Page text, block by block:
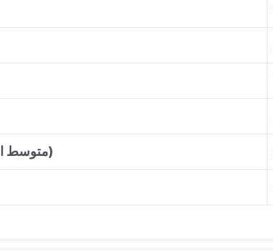
MTBF (متوسط الوقت بين حالات الفشل)